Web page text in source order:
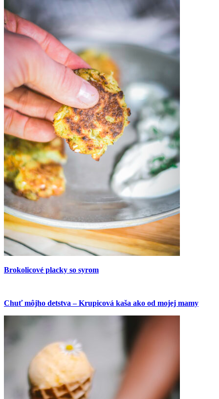
Brokolicové placky so syrom
Chuť môjho detstva – Krupicová kaša ako od mojej mamy